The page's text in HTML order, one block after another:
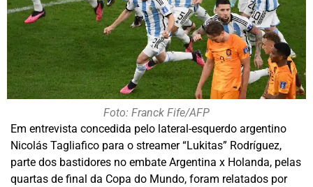
Foto: Franck Fife/AFP
Em entrevista concedida pelo lateral-esquerdo argentino
Nicolás Tagliafico para o streamer “Lukitas” Rodríguez,
parte dos bastidores no embate Argentina x Holanda, pelas
quartas de final da Copa do Mundo, foram relatados por